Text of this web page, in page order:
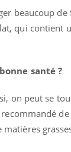
beaucoup
qui contient
santé ?
on peut se